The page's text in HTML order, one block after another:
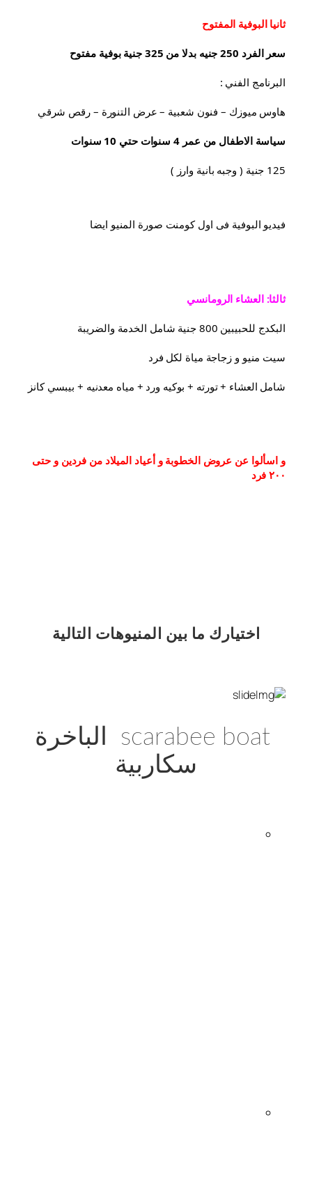
ثانيا البوفية المفتوح
سعر الفرد 250 جنيه بدلا من 325 جنية بوفية مفتوح
البرنامج الفني :
هاوس ميوزك – فنون شعبية – عرض التنورة – رقص شرقي
سياسة الاطفال من عمر 4 سنوات حتي 10 سنوات
125 جنية ( وجبه بانية وارز )
فيديو البوفية فى اول كومنت صورة المنيو ايضا
ثالثا: العشاء الرومانسي
البكدج للحبيبين 800 جنية شامل الخدمة والضريبة
سيت منيو و زجاجة مياة لكل فرد
شامل العشاء⁦⁩ + تورته + بوكيه ورد + مياه معدنيه + بيبسي كانز
٢٠٠ فرد
اختيارك ما بين المنيوهات التالية
scarabee boat الباخرة
سكاربية